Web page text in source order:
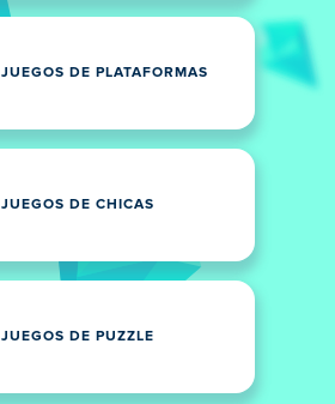
JUEGOS DE PLATAFORMAS
JUEGOS DE CHICAS
JUEGOS DE PUZZLE